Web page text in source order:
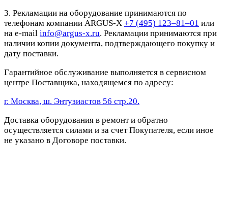
3. Рекламации на оборудование принимаются по
телефонам компании ARGUS-X +7 (495) 123–81–01 или
на e-mail info@argus-x.ru. Рекламации принимаются при
наличии копии документа, подтверждающего покупку и
дату поставки.
Гарантийное обслуживание выполняется в сервисном
центре Поставщика, находящемся по адресу:
г. Москва, ш. Энтузиастов 56 стр.20.
Доставка оборудования в ремонт и обратно
осуществляется силами и за счет Покупателя, если иное
не указано в Договоре поставки.